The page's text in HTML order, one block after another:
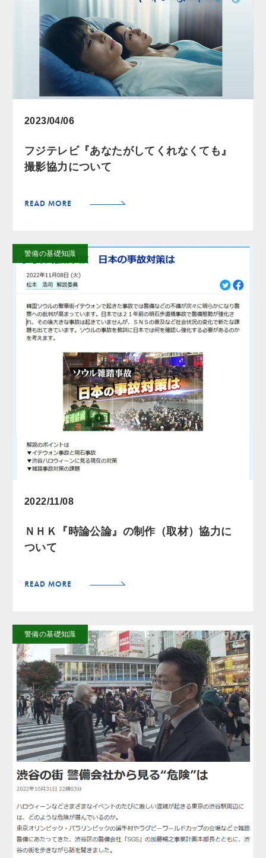
2023/04/06
フジテレビ『あなたがしてくれなくても』
撮影協力について
警備の基礎知識
2022/11/08
ＮＨＫ『時論公論』の制作（取材）協力に
ついて
警備の基礎知識